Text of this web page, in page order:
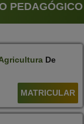
PEDAGÓGICO
De
MATRICULAR